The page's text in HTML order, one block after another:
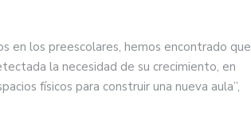
en los preescolares, hemos encontrado que
la necesidad de su crecimiento, en
físicos para construir una nueva aula”,